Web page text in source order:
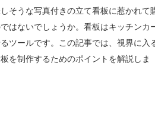
そうな写真付きの立て看板に惹かれて
はないでしょうか。看板はキッチンカ
ツールです。この記事では、視界に入
を制作するためのポイントを解説しま